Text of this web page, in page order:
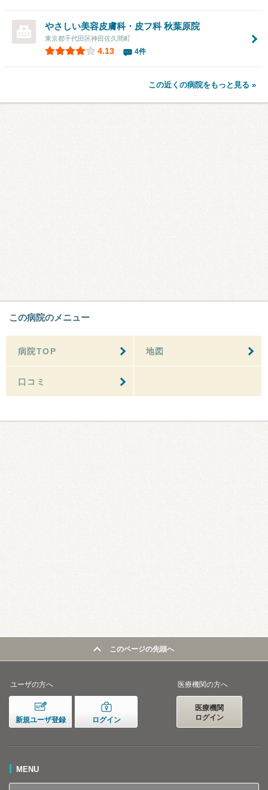
やさしい美容皮膚科・皮フ科 秋葉原院
東京都千代田区神田佐久間町
4.13 4件
この近くの病院をもっと見る »
この病院のメニュー
病院TOP 地図
口コミ
このページの先頭へ
ユーザの方へ
新規ユーザ登録 ログイン
医療機関の方へ
医療機関
ログイン
MENU